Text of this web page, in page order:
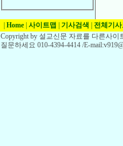
Home 사이트맵 기사검색 전체기사
Copyright by 설교신문 자료를 다른사
질문하세요 010-4394-4414 /E-